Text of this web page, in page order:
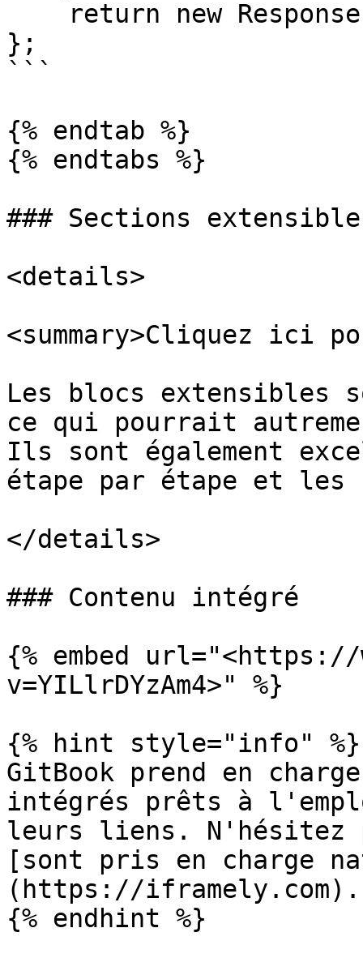
};
```
{% endtab %}
{% endtabs %}
### Sections
<details>
<summary>Cliquez ici
Les blocs extensibles
ce qui pourrait
Ils sont également
étape par étape et les
</details>
### Contenu intégré
{% embed url="<https://
v=YILlrDYzAm4>" %}
{% hint style="info" %}
GitBook prend en
intégrés prêts à
leurs liens. N'hésitez
[sont pris en charge
(https://iframely.com).